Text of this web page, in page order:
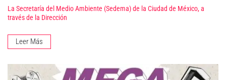
La Secretaría del Medio Ambiente (Sedema) de la Ciudad de México, a
través de la Dirección
Leer Más